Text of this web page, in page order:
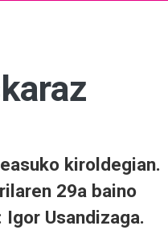
kiroldegian.
29a baino
Usandizaga.